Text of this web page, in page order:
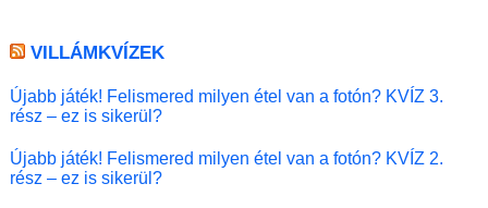
VILLÁMKVÍZEK
Újabb játék! Felismered milyen étel van a fotón? KVÍZ 3.
rész – ez is sikerül?
Újabb játék! Felismered milyen étel van a fotón? KVÍZ 2.
rész – ez is sikerül?